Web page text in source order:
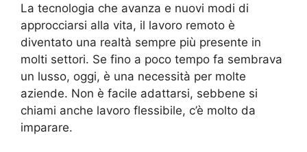
La tecnologia che avanza e nuovi modi di
approcciarsi alla vita, il lavoro remoto è
diventato una realtà sempre più presente in
molti settori. Se fino a poco tempo fa sembrava
un lusso, oggi, è una necessità per molte
aziende. Non è facile adattarsi, sebbene si
chiami anche lavoro flessibile, c’è molto da
imparare.